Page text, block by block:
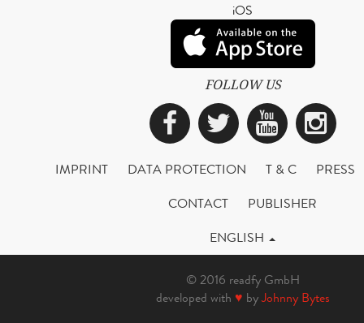
iOS
FOLLOW US
Facebook
Twitter
IMPRINT DATA PROTECTION T & C
PRESS
CONTACT
PUBLISHER
ENGLISH
© 2016 readfy GmbH
developed with ♥ byJohnny Bytes